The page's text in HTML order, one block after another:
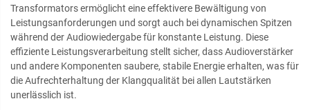
Transformators ermöglicht eine effektivere Bewältigung von
Leistungsanforderungen und sorgt auch bei dynamischen Spitzen
während der Audiowiedergabe für konstante Leistung. Diese
effiziente Leistungsverarbeitung stellt sicher, dass Audioverstärker
und andere Komponenten saubere, stabile Energie erhalten, was für
die Aufrechterhaltung der Klangqualität bei allen Lautstärken
unerlässlich ist.